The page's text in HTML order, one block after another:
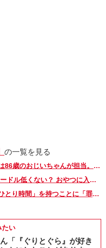
の一覧を見る
今日のランチは86歳のおじいちゃんが担当。ドイツの台所はジェンダーフリー【日登美のタベコト in Berlin・21】
え？ 食育のハードル低くない？ おやつに入れるとドイツ人に驚かれるもの【日登美のタベコト in Berlin・19】
「お母さんのひとり時間」を持つことに「罪悪感」は不要。家族を頼れないときは、お母さん同士で助け合いたい【タベコト in Berlin・130】
たい
「『ぐりとぐら』が好き